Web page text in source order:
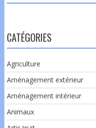
CATÉGORIES
Agriculture
Aménagement extérieur
Aménagement intérieur
Animaux